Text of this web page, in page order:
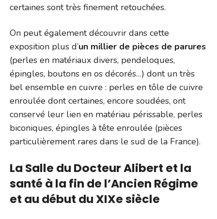
certaines sont très finement retouchées.
On peut également découvrir dans cette
exposition plus d’un millier de pièces de parures
(perles en matériaux divers, pendeloques,
épingles, boutons en os décorés…) dont un très
bel ensemble en cuivre : perles en tôle de cuivre
enroulée dont certaines, encore soudées, ont
conservé leur lien en matériau périssable, perles
biconiques, épingles à tête enroulée (pièces
particulièrement rares dans le sud de la France).
La Salle du Docteur Alibert et la
santé à la fin de l’Ancien Régime
et au début du XIXe siècle